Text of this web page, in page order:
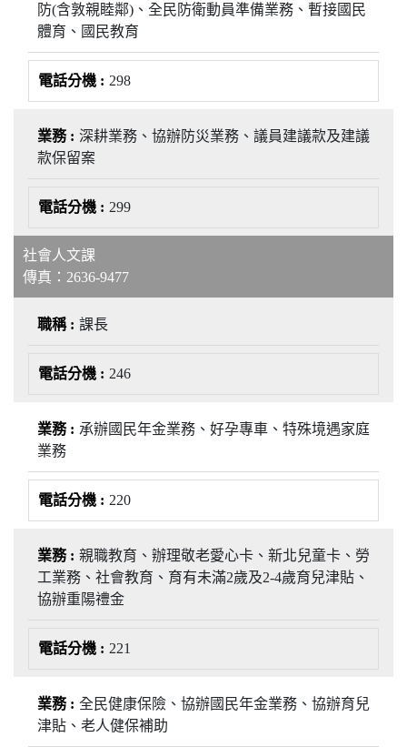
防(含敦親睦鄰)、全民防衛動員準備業務、暫接國民
體育、國民教育
298
深耕業務、協辦防災業務、議員建議款及建議
款保留案
299
社會人文課
傳真：2636-9477
課長
246
承辦國民年金業務、好孕專車、特殊境遇家庭
業務
220
親職教育、辦理敬老愛心卡、新北兒童卡、勞
工業務、社會教育、育有未滿2歲及2-4歲育兒津貼、
協辦重陽禮金
221
全民健康保險、協辦國民年金業務、協辦育兒
津貼、老人健保補助